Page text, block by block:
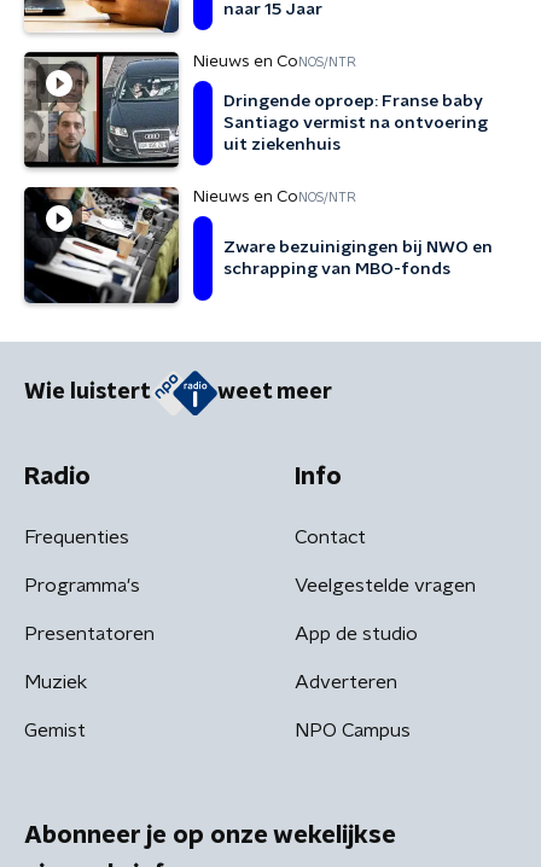
naar 15 Jaar
Nieuws en Co NOS/NTR
Dringende oproep: Franse baby
Santiago vermist na ontvoering
uit ziekenhuis
Nieuws en Co NOS/NTR
Zware bezuinigingen bij NWO en
schrapping van MBO-fonds
Wie luistert weet meer
Radio
Frequenties
Programma's
Presentatoren
Muziek
Gemist
Info
Contact
Veelgestelde vragen
App de studio
Adverteren
NPO Campus
Abonneer je op onze wekelijkse